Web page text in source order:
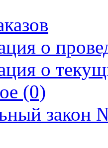
о
о
(0)
закон